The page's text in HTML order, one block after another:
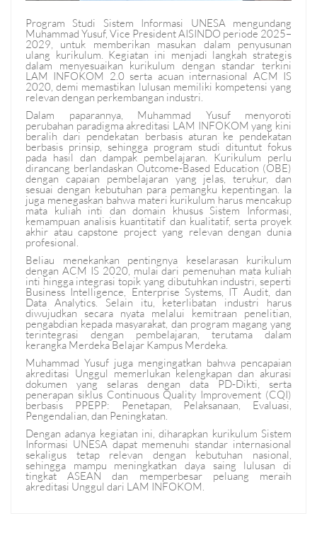
Program Studi Sistem Informasi UNESA mengundang
Muhammad Yusuf, Vice President AISINDO periode 2025–
2029, untuk memberikan masukan dalam penyusunan
ulang kurikulum. Kegiatan ini menjadi langkah strategis
dalam menyesuaikan kurikulum dengan standar terkini
LAM INFOKOM 2.0 serta acuan internasional ACM IS
2020, demi memastikan lulusan memiliki kompetensi yang
relevan dengan perkembangan industri.
Dalam paparannya, Muhammad Yusuf menyoroti
perubahan paradigma akreditasi LAM INFOKOM yang kini
beralih dari pendekatan berbasis aturan ke pendekatan
berbasis prinsip, sehingga program studi dituntut fokus
pada hasil dan dampak pembelajaran. Kurikulum perlu
dirancang berlandaskan Outcome-Based Education (OBE)
dengan capaian pembelajaran yang jelas, terukur, dan
sesuai dengan kebutuhan para pemangku kepentingan. Ia
juga menegaskan bahwa materi kurikulum harus mencakup
mata kuliah inti dan domain khusus Sistem Informasi,
kemampuan analisis kuantitatif dan kualitatif, serta proyek
akhir atau capstone project yang relevan dengan dunia
profesional.
Beliau menekankan pentingnya keselarasan kurikulum
dengan ACM IS 2020, mulai dari pemenuhan mata kuliah
inti hingga integrasi topik yang dibutuhkan industri, seperti
Business Intelligence, Enterprise Systems, IT Audit, dan
Data Analytics. Selain itu, keterlibatan industri harus
diwujudkan secara nyata melalui kemitraan penelitian,
pengabdian kepada masyarakat, dan program magang yang
terintegrasi dengan pembelajaran, terutama dalam
kerangka Merdeka Belajar Kampus Merdeka.
Muhammad Yusuf juga mengingatkan bahwa pencapaian
akreditasi Unggul memerlukan kelengkapan dan akurasi
dokumen yang selaras dengan data PD-Dikti, serta
penerapan siklus Continuous Quality Improvement (CQI)
berbasis PPEPP: Penetapan, Pelaksanaan, Evaluasi,
Pengendalian, dan Peningkatan.
Dengan adanya kegiatan ini, diharapkan kurikulum Sistem
Informasi UNESA dapat memenuhi standar internasional
sekaligus tetap relevan dengan kebutuhan nasional,
sehingga mampu meningkatkan daya saing lulusan di
tingkat ASEAN dan memperbesar peluang meraih
akreditasi Unggul dari LAM INFOKOM.